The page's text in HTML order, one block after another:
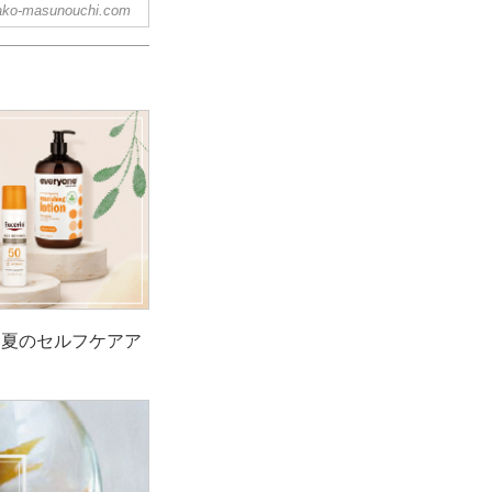
masunouchi.com
のセルフケアア